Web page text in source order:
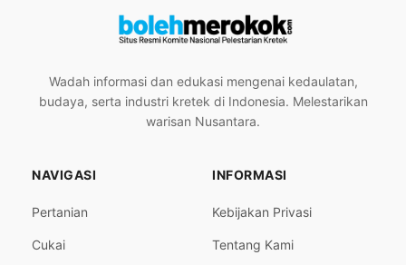
Wadah informasi dan edukasi mengenai kedaulatan,
budaya, serta industri kretek di Indonesia. Melestarikan
warisan Nusantara.
NAVIGASI
Pertanian
Cukai
INFORMASI
Kebijakan Privasi
Tentang Kami